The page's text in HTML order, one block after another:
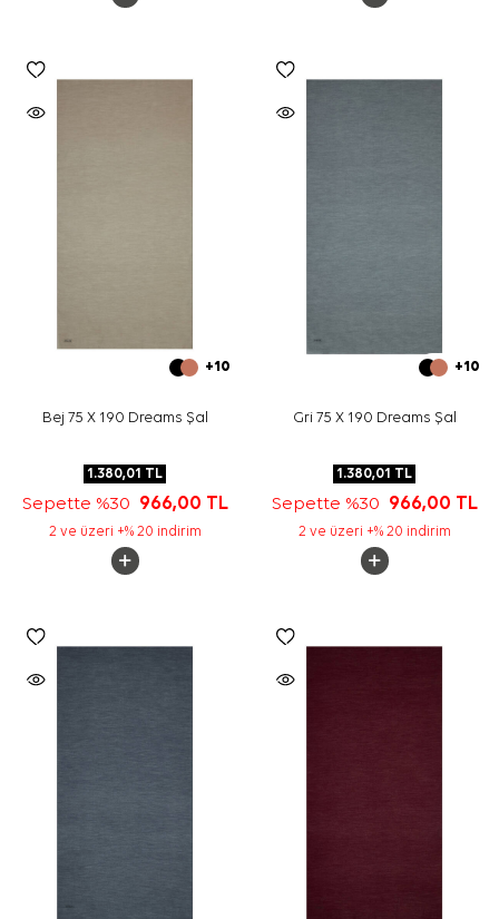
+10
Bej 75 X 190 Dreams Şal
1.380,01 TL
Sepette %30 966,00 TL
2 ve üzeri +% 20 indirim
+10
Gri 75 X 190 Dreams Şal
1.380,01 TL
Sepette %30 966,00 TL
2 ve üzeri +% 20 indirim